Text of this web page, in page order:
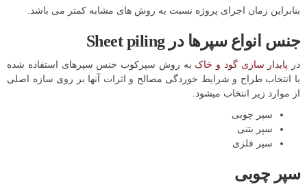
بنابراین زمان اجرای پروژه نسبت به روش های مشابه کمتر می باشد.
جنس انواع سپرها در Sheet piling
در پایدار سازی گود و خاک به روش سپرکوب جنس سپرهای استفاده شده
با انتخاب طراح و شرایط خوردگی مصالح و اثرات آنها بر روی سازه اصلی
از موارد زیر انتخاب میشود.
سپر چوبی
سپر بتنی
سپر فلزی
سپر چوبی